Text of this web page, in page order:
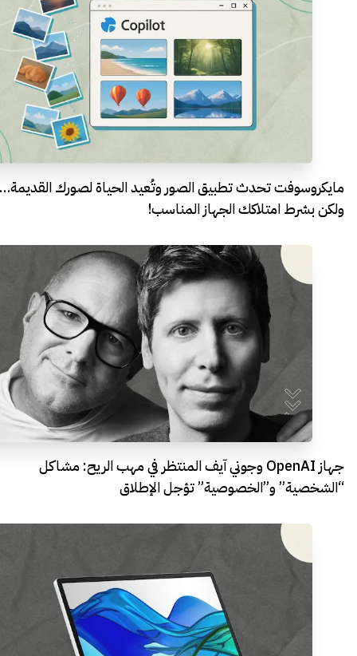
مايكروسوفت تحدث تطبيق الصور وتُعيد الحياة لصورك القديمة…
ولكن بشرط امتلاكك الجهاز المناسب!
جهاز OpenAI وجوني آيف المنتظر في مهب الريح: مشاكل
“الشخصية” و”الخصوصية” تؤجل الإطلاق